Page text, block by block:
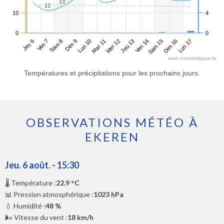
11
11
13
13
Jeu 6 Ven 7Sam 8Dim 9Lun 10Mar 11Mer 12Jeu 13Ven 14Sam 15Dim 16Lun 17
0
10
0
4
www.meteobelgique.be
Températures et précipitations pour les prochains jours.
OBSERVATIONS MÉTÉO À
EKEREN
Jeu. 6 août. - 15:30
🌡️ Température :22.9 °C
📊 Pression atmosphérique :1023 hPa
💧 Humidité :48 %
🌬️ Vitesse du vent :18 km/h